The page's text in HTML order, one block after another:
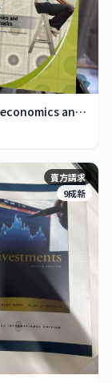
Business economics and financial mathematics
賣方請求
9成新